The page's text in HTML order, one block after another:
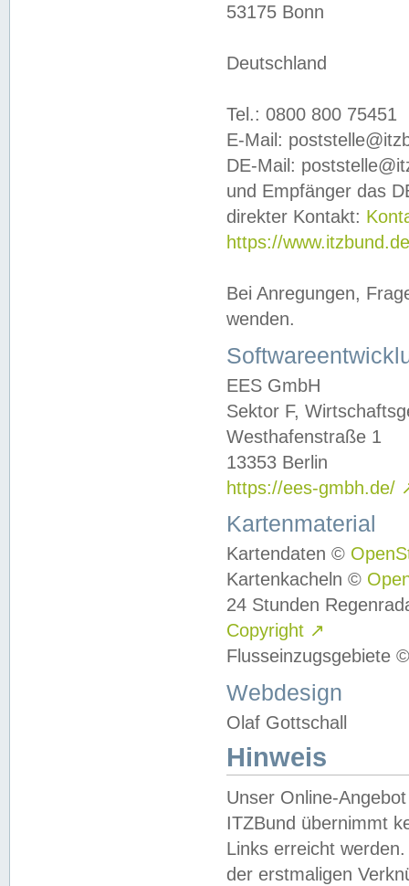
53175 Bonn
Deutschland
Tel.: 0800 800 75451
E-Mail:
DE-Mail:
und Empfänger das
direkter Kontakt:
https://
Bei Anregungen,
wenden.
EES GmbH
Sektor F,
Westhafenstraße 1
13353 Berlin
https://ees-gmbh.de/
Kartenmaterial
Kartendaten ©
Kartenkacheln ©
24 Stunden
Copyright ↗
Flusseinzugsgebiete
Webdesign
Olaf Gottschall
Hinweis
Unser Online-
ITZBund übernimmt
Links erreicht
der erstmaligen